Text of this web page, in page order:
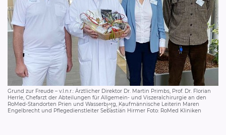
Grund zur Freude – v.l.n.r.: Ärztlicher Direktor Dr. Martin Primbs, Prof. Dr. Florian
Herrle, Chefarzt der Abteilungen für Allgemein- und Viszeralchirurgie an den
RoMed-Standorten Prien und Wasserburg, Kaufmännische Leiterin Maren
Engelbrecht und Pflegedienstleiter Sebastian Hirmer Foto: RoMed Kliniken